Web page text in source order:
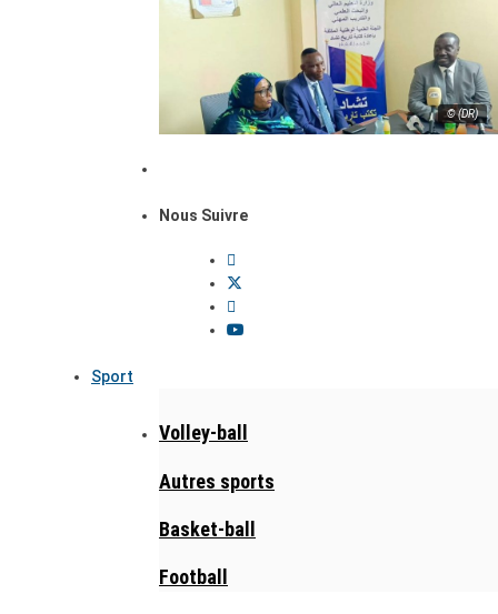
© (DR)
Nous Suivre
Sport
Volley-ball
Autres sports
Basket-ball
Football